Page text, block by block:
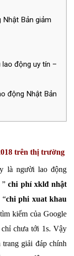
Nhật Bản giảm
lao động uy tín –
động Nhật Bản
trên thị trường
là người lao động
”chi phí xklđ nhật
chi phi xuat khau
kiếm của Google
chưa tới 1s. Vậy
giải đáp chính